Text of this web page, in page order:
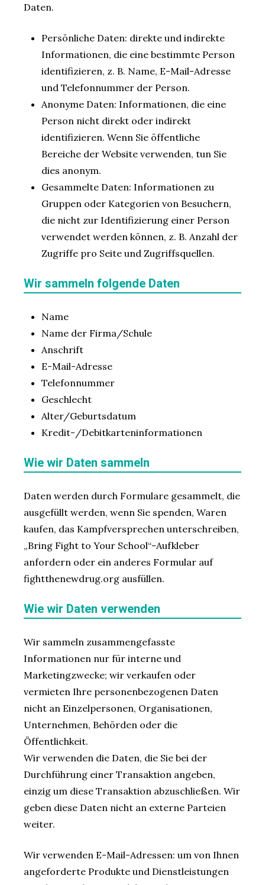
Daten.
Persönliche Daten: direkte und indirekte
Informationen, die eine bestimmte Person
identifizieren, z. B. Name, E-Mail-Adresse
und Telefonnummer der Person.
Anonyme Daten: Informationen, die eine
Person nicht direkt oder indirekt
identifizieren. Wenn Sie öffentliche
Bereiche der Website verwenden, tun Sie
dies anonym.
Gesammelte Daten: Informationen zu
Gruppen oder Kategorien von Besuchern,
die nicht zur Identifizierung einer Person
verwendet werden können, z. B. Anzahl der
Zugriffe pro Seite und Zugriffsquellen.
Wir sammeln folgende Daten
Name
Name der Firma/Schule
Anschrift
E-Mail-Adresse
Telefonnummer
Geschlecht
Alter/Geburtsdatum
Kredit-/Debitkarteninformationen
Wie wir Daten sammeln
Daten werden durch Formulare gesammelt, die
ausgefüllt werden, wenn Sie spenden, Waren
kaufen, das Kampfversprechen unterschreiben,
„Bring Fight to Your School“-Aufkleber
anfordern oder ein anderes Formular auf
fightthenewdrug.org ausfüllen.
Wie wir Daten verwenden
Wir sammeln zusammengefasste
Informationen nur für interne und
Marketingzwecke; wir verkaufen oder
vermieten Ihre personenbezogenen Daten
nicht an Einzelpersonen, Organisationen,
Unternehmen, Behörden oder die
Öffentlichkeit.
Wir verwenden die Daten, die Sie bei der
Durchführung einer Transaktion angeben,
einzig um diese Transaktion abzuschließen. Wir
geben diese Daten nicht an externe Parteien
weiter.
Wir verwenden E-Mail-Adressen: um von Ihnen
angeforderte Produkte und Dienstleistungen